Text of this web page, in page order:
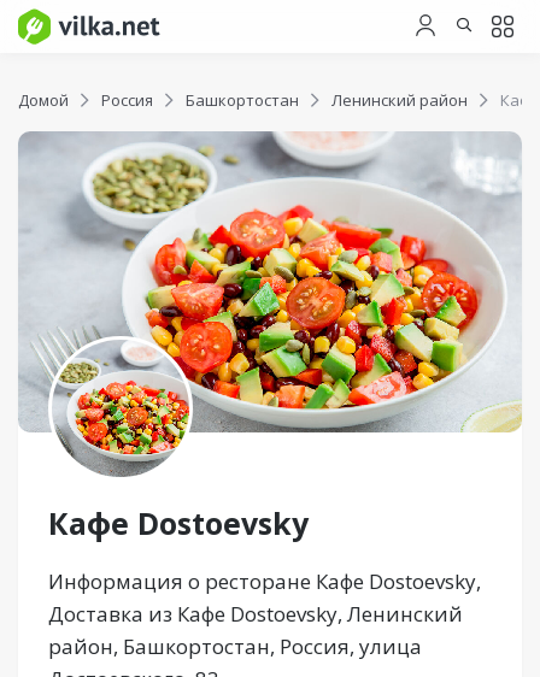
Домой Россия Башкортостан Ленинский район
Кафе Dostoevsky
Информация о ресторане Кафе Dostoevsky,
Доставка из Кафе Dostoevsky, Ленинский
район, Башкортостан, Россия, улица